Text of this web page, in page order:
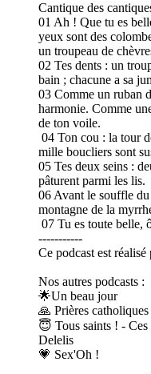
Cantique des
01 Ah ! Que tu es
yeux sont des
un troupeau de
02 Tes dents : un
bain ; chacune a sa
03 Comme un ruban
harmonie. Comme
de ton voile.
04 Ton cou : la tour
mille boucliers sont
05 Tes deux seins :
pâturent parmi les lis.
06 Avant le souffle
montagne de la
07 Tu es toute belle,
-----------
Ce podcast est
Nos autres podcasts :
🌟Un beau jour
🙏 Prières catholiques
😇 Tous saints ! -
Delelis
💗 Sex'Oh !